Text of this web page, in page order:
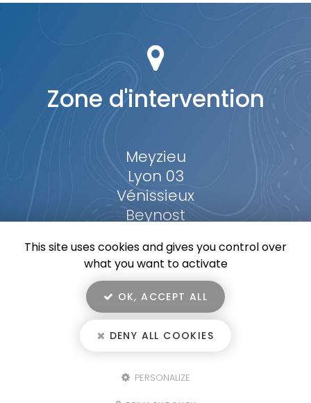
Zone d'intervention
Meyzieu
Lyon 03
Vénissieux
Beynost
En savoir +
HOMENERGY, entreprise de climatisation dans l'ouest lyonnais
Mentions légales -Plan du site-Liens utiles
Cookies
This site uses cookies and gives you control over
what you want to activate
OK, ACCEPT ALL
DENY ALL COOKIES
PERSONALIZE